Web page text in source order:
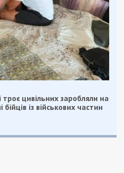
троє цивільних заробляли на
із військових частин